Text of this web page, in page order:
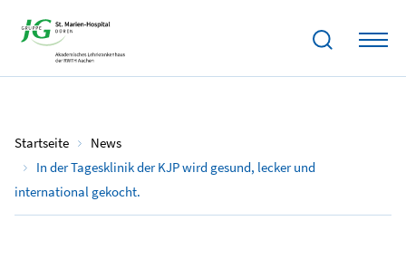
Startseite
News
In der Tagesklinik der KJP wird gesund, lecker und
international gekocht.
06.09.2024